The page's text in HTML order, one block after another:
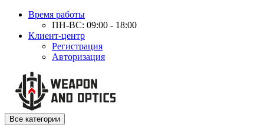
Время работы
ПН-ВС: 09:00 - 18:00
Клиент-центр
Регистрация
Авторизация
Все категории